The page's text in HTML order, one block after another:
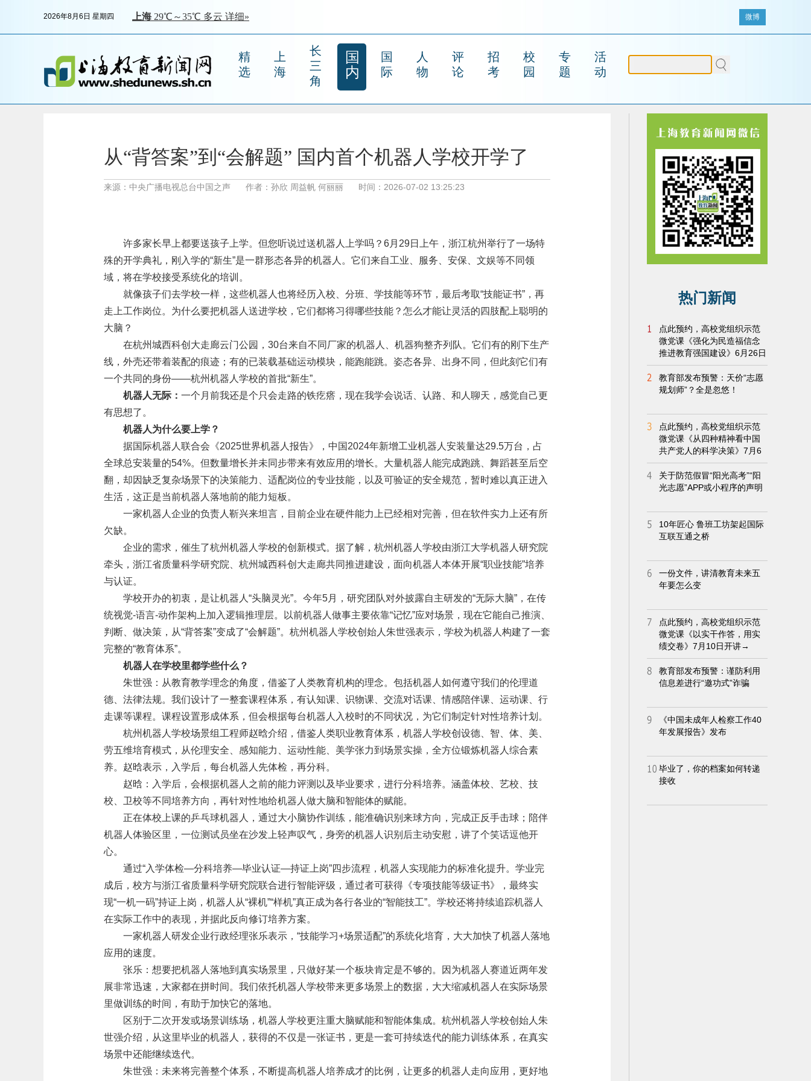
2026年8月6日 星期四 微博
精
选
上
海
长
三
角
国
内
国
际
人
物
评
论
招
考
校
园
专
题
活
动
从“背答案”到“会解题” 国内首个机器人学校开学了
来源：中央广播电视总台中国之声 作者：孙欣 周益帆 何丽丽 时间：2026-07-02 13:25:23
许多家长早上都要送孩子上学。但您听说过送机器人上学吗？6月29日上午，浙江杭州举行了一场特
殊的开学典礼，刚入学的“新生”是一群形态各异的机器人。它们来自工业、服务、安保、文娱等不同领
域，将在学校接受系统化的培训。
就像孩子们去学校一样，这些机器人也将经历入校、分班、学技能等环节，最后考取“技能证书”，再
走上工作岗位。为什么要把机器人送进学校，它们都将习得哪些技能？怎么才能让灵活的四肢配上聪明的
大脑？
在杭州城西科创大走廊云门公园，30台来自不同厂家的机器人、机器狗整齐列队。它们有的刚下生产
线，外壳还带着装配的痕迹；有的已装载基础运动模块，能跑能跳。姿态各异、出身不同，但此刻它们有
一个共同的身份——杭州机器人学校的首批“新生”。
机器人无际： 一个月前我还是个只会走路的铁疙瘩，现在我学会说话、认路、和人聊天，感觉自己更
有思想了。
机器人为什么要上学？
据国际机器人联合会《2025世界机器人报告》，中国2024年新增工业机器人安装量达29.5万台，占
全球总安装量的54%。但数量增长并未同步带来有效应用的增长。大量机器人能完成跑跳、舞蹈甚至后空
翻，却因缺乏复杂场景下的决策能力、适配岗位的专业技能，以及可验证的安全规范，暂时难以真正进入
生活，这正是当前机器人落地前的能力短板。
一家机器人企业的负责人靳兴来坦言，目前企业在硬件能力上已经相对完善，但在软件实力上还有所
欠缺。
企业的需求，催生了杭州机器人学校的创新模式。据了解，杭州机器人学校由浙江大学机器人研究院
牵头，浙江省质量科学研究院、杭州城西科创大走廊共同推进建设，面向机器人本体开展“职业技能”培养
与认证。
学校开办的初衷，是让机器人“头脑灵光”。今年5月，研究团队对外披露自主研发的“无际大脑”，在传
统视觉-语言-动作架构上加入逻辑推理层。以前机器人做事主要依靠“记忆”应对场景，现在它能自己推演、
判断、做决策，从“背答案”变成了“会解题”。杭州机器人学校创始人朱世强表示，学校为机器人构建了一套
完整的“教育体系”。
机器人在学校里都学些什么？
朱世强：从教育教学理念的角度，借鉴了人类教育机构的理念。包括机器人如何遵守我们的伦理道
德、法律法规。我们设计了一整套课程体系，有认知课、识物课、交流对话课、情感陪伴课、运动课、行
走课等课程。课程设置形成体系，但会根据每台机器人入校时的不同状况，为它们制定针对性培养计划。
杭州机器人学校场景组工程师赵晗介绍，借鉴人类职业教育体系，机器人学校创设德、智、体、美、
劳五维培育模式，从伦理安全、感知能力、运动性能、美学张力到场景实操，全方位锻炼机器人综合素
养。赵晗表示，入学后，每台机器人先体检，再分科。
赵晗：入学后，会根据机器人之前的能力评测以及毕业要求，进行分科培养。涵盖体校、艺校、技
校、卫校等不同培养方向，再针对性地给机器人做大脑和智能体的赋能。
正在体校上课的乒乓球机器人，通过大小脑协作训练，能准确识别来球方向，完成正反手击球；陪伴
机器人体验区里，一位测试员坐在沙发上轻声叹气，身旁的机器人识别后主动安慰，讲了个笑话逗他开
心。
通过“入学体检—分科培养—毕业认证—持证上岗”四步流程，机器人实现能力的标准化提升。学业完
成后，校方与浙江省质量科学研究院联合进行智能评级，通过者可获得《专项技能等级证书》，最终实
现“一机一码”持证上岗，机器人从“裸机”“样机”真正成为各行各业的“智能技工”。学校还将持续追踪机器人
在实际工作中的表现，并据此反向修订培养方案。
一家机器人研发企业行政经理张乐表示，“技能学习+场景适配”的系统化培育，大大加快了机器人落地
应用的速度。
张乐：想要把机器人落地到真实场景里，只做好某一个板块肯定是不够的。因为机器人赛道近两年发
展非常迅速，大家都在拼时间。我们依托机器人学校带来更多场景上的数据，大大缩减机器人在实际场景
里做训练的时间，有助于加快它的落地。
区别于二次开发或场景训练场，机器人学校更注重大脑赋能和智能体集成。杭州机器人学校创始人朱
世强介绍，从这里毕业的机器人，获得的不仅是一张证书，更是一套可持续迭代的能力训练体系，在真实
场景中还能继续迭代。
朱世强：未来将完善整个体系，不断提高机器人培养成才的比例，让更多的机器人走向应用，更好地